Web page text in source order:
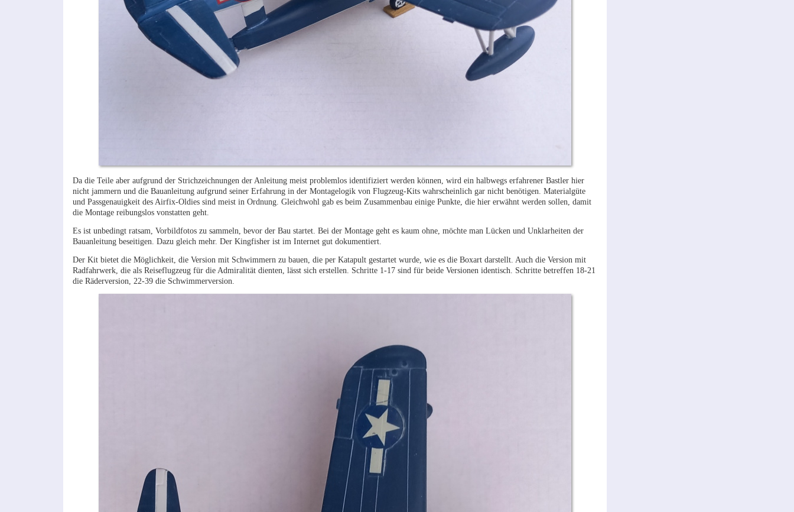
Da die Teile aber aufgrund der Strichzeichnungen der Anleitung meist problemlos identifiziert werden können, wird ein halbwegs erfahrener Bastler hier
nicht jammern und die Bauanleitung aufgrund seiner Erfahrung in der Montagelogik von Flugzeug-Kits wahrscheinlich gar nicht benötigen. Materialgüte
und Passgenauigkeit des Airfix-Oldies sind meist in Ordnung. Gleichwohl gab es beim Zusammenbau einige Punkte, die hier erwähnt werden sollen, damit
die Montage reibungslos vonstatten geht.
Es ist unbedingt ratsam, Vorbildfotos zu sammeln, bevor der Bau startet. Bei der Montage geht es kaum ohne, möchte man Lücken und Unklarheiten der
Bauanleitung beseitigen. Dazu gleich mehr. Der Kingfisher ist im Internet gut dokumentiert.
Der Kit bietet die Möglichkeit, die Version mit Schwimmern zu bauen, die per Katapult gestartet wurde, wie es die Boxart darstellt. Auch die Version mit
Radfahrwerk, die als Reiseflugzeug für die Admiralität dienten, lässt sich erstellen. Schritte 1-17 sind für beide Versionen identisch. Schritte betreffen 18-21
die Räderversion, 22-39 die Schwimmerversion.